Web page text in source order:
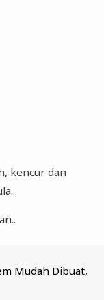
kencur dan
Mudah Dibuat,